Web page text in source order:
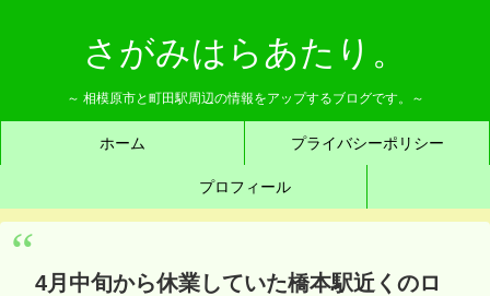
さがみはらあたり。
～ 相模原市と町田駅周辺の情報をアップするブログです。～
ホーム プライバシーポリシー
プロフィール
4月中旬から休業していた橋本駅近くのロ